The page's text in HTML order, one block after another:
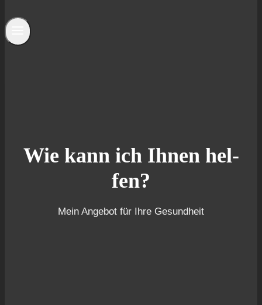
Wie kann ich Ihnen hel­
fen?
Mein Ange­bot für Ihre Gesund­heit